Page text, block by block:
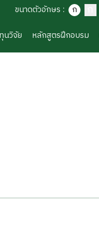
ขนาดตัวอักษร : ก ก
ทุนวิจัย หลักสูตรฝึกอบรม